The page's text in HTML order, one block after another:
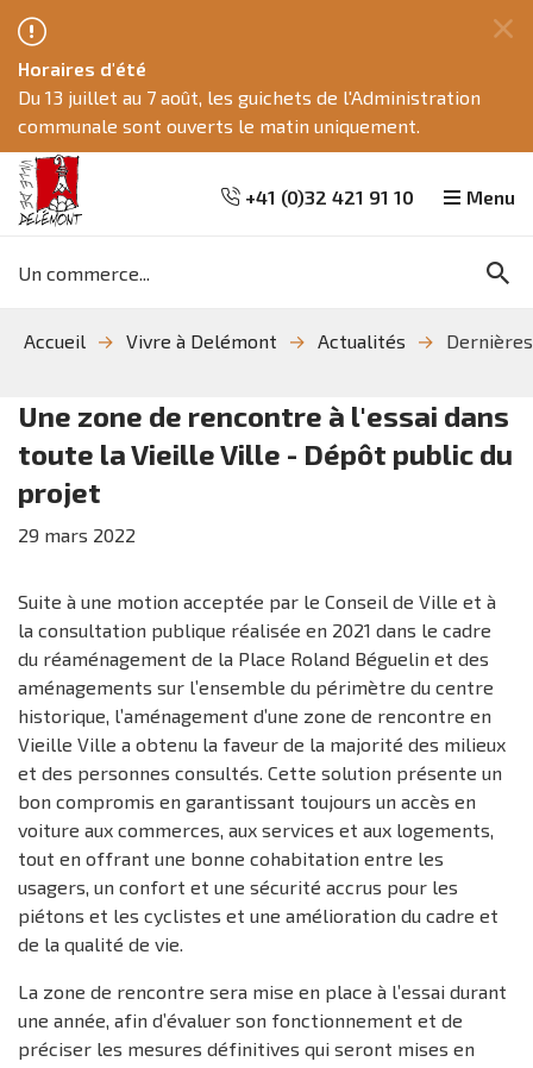
recherche
navigation
Horaires d'été
Du 13 juillet au 7 août, les guichets de l'Administration
communale sont ouverts le matin uniquement.
+41 (0)32 421 91 10
clés
Menu
Accueil Vivre à Delémont Actualités
Une zone de rencontre à l'essai dans
toute la Vieille Ville - Dépôt public du
projet
29 mars 2022
Suite à une motion acceptée par le Conseil de Ville et à
la consultation publique réalisée en 2021 dans le cadre
du réaménagement de la Place Roland Béguelin et des
aménagements sur l’ensemble du périmètre du centre
historique, l’aménagement d’une zone de rencontre en
Vieille Ville a obtenu la faveur de la majorité des milieux
et des personnes consultés. Cette solution présente un
bon compromis en garantissant toujours un accès en
voiture aux commerces, aux services et aux logements,
tout en offrant une bonne cohabitation entre les
usagers, un confort et une sécurité accrus pour les
piétons et les cyclistes et une amélioration du cadre et
de la qualité de vie.
La zone de rencontre sera mise en place à l’essai durant
une année, afin d’évaluer son fonctionnement et de
préciser les mesures définitives qui seront mises en